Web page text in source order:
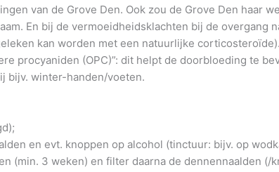
van de Grove Den. Ook zou de Grove Den haar
En bij de vermoeidheidsklachten bij de overgang
kan worden met een natuurlijke corticosteroïde).
procyaniden (OPC)”: dit helpt de doorbloeding te
bijv. winter-handen/voeten.
en evt. knoppen op alcohol (tinctuur: bijv. op
(min. 3 weken) en filter daarna de dennennaalden (/